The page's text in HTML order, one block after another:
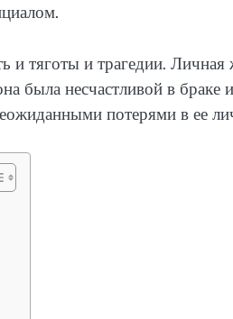
тяготы и трагедии.
была несчастливой в браке
потерями в ее